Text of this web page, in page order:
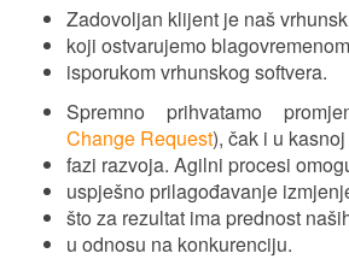
Zadovoljan klijent je naš
koji ostvarujemo
isporukom vrhunskog softvera.
Spremno prihvatamo
Change Request), čak i u kasnoj
fazi razvoja. Agilni procesi
uspješno prilagođavanje
što za rezultat ima prednost
u odnosu na konkurenciju.